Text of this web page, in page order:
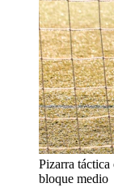
Pizarra
bloque medio